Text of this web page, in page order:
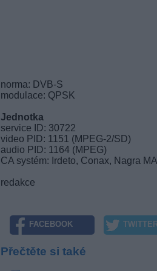
norma: DVB-S
modulace: QPSK
Jednotka
service ID: 30722
video PID: 1151 (MPEG-2/SD)
audio PID: 1164 (MPEG)
CA systém: Irdeto, Conax, Nagra MA
redakce
FACEBOOK
Přečtěte si také